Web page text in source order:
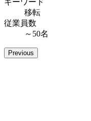
移転
従業員数
～50名
Previous